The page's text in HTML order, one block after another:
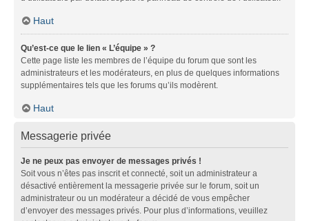
Haut
Qu’est-ce que le lien « L’équipe » ?
Cette page liste les membres de l’équipe du forum que sont les
administrateurs et les modérateurs, en plus de quelques informations
supplémentaires tels que les forums qu’ils modèrent.
Haut
Messagerie privée
Je ne peux pas envoyer de messages privés !
Soit vous n’êtes pas inscrit et connecté, soit un administrateur a
désactivé entièrement la messagerie privée sur le forum, soit un
administrateur ou un modérateur a décidé de vous empêcher
d’envoyer des messages privés. Pour plus d’informations, veuillez